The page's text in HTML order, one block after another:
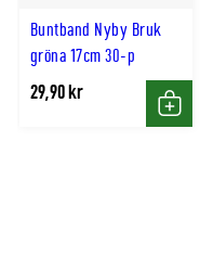
Buntband Nyby Bruk
gröna 17cm 30-p
29,90 kr
Köp